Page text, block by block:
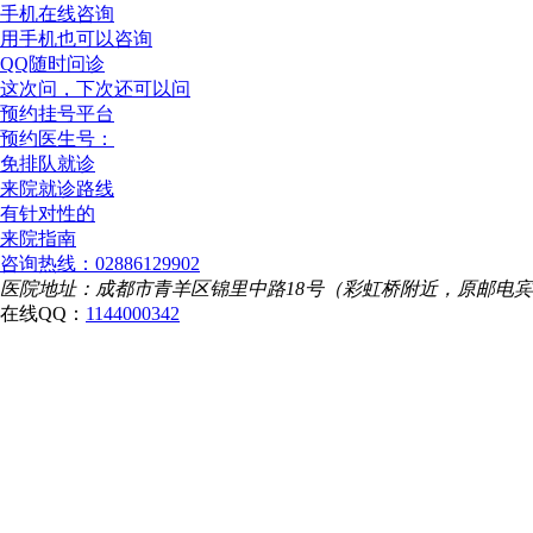
手机在线咨询
用手机也可以咨询
QQ随时问诊
这次问，下次还可以问
预约挂号平台
预约医生号：
免排队就诊
来院就诊路线
有针对性的
来院指南
咨询热线：02886129902
医院地址：成都市青羊区锦里中路18号（彩虹桥附近，原邮电
在线QQ： 1144000342